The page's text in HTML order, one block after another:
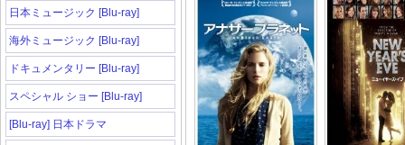
日本ミュージック [Blu-ray]
海外ミュージック [Blu-ray]
ドキュメンタリー [Blu-ray]
スペシャル ショー [Blu-ray]
[Blu-ray] 日本ドラマ